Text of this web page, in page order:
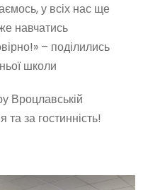
у всіх нас ще
навчатись
– поділились
школи
Вроцлавській
та за гостинність!